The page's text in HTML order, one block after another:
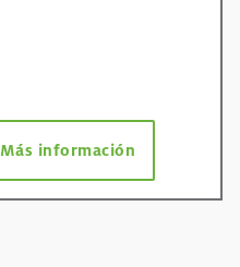
Más información